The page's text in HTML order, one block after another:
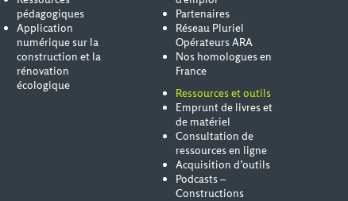
pédagogiques
Application
numérique sur la
construction et la
rénovation
écologique
Partenaires
Réseau Pluriel
Opérateurs ARA
Nos homologues en
France
Ressources et outils
Emprunt de livres et
de matériel
Consultation de
ressources en ligne
Acquisition d’outils
Podcasts –
Constructions